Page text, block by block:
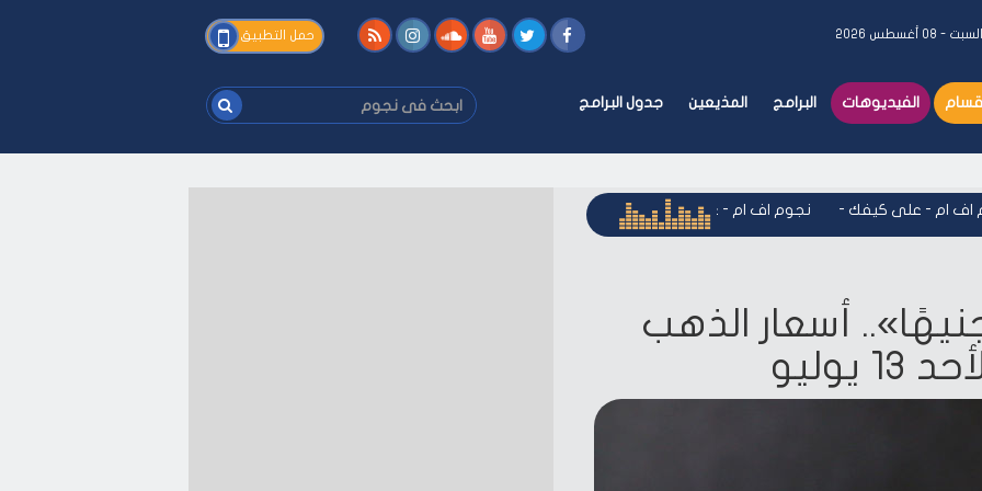
السبت - ٠٨ أغسطس ٢٠٢٦ حمل التطبيق
الفيديوهات البرامج المذيعين جدول البرامج
ابحث
فى
فى
-ام - على كيفك - نجوم اف ام - على كيفك نجوم اف ام - على كيفك
18 بـ3985 جنيهًا».. أسعار الذهب